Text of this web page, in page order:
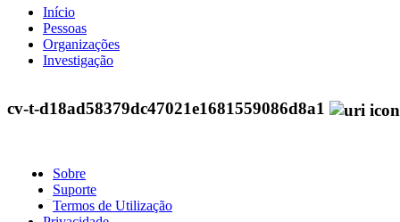
Início
Pessoas
Organizações
Investigação
cv-t-d18ad58379dc47021e1681559086d8a1
Sobre
Suporte
Termos de Utilização